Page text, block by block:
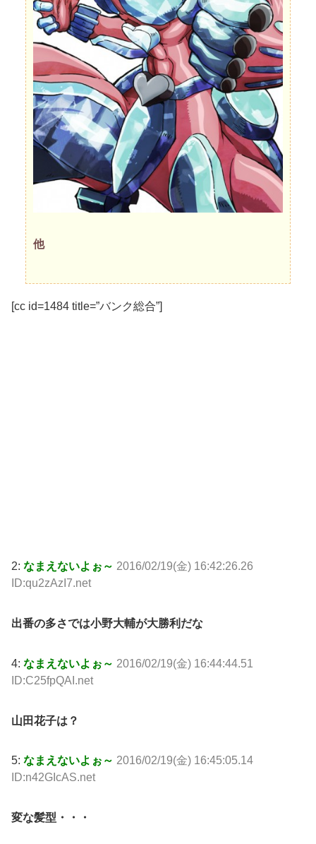
他
[cc id=1484 title=”バンク総合”]
2: なまえないよぉ～ 2016/02/19(金) 16:42:26.26
ID:qu2zAzI7.net
出番の多さでは小野大輔が大勝利だな
4: なまえないよぉ～ 2016/02/19(金) 16:44:44.51
ID:C25fpQAI.net
山田花子は？
5: なまえないよぉ～ 2016/02/19(金) 16:45:05.14
ID:n42GIcAS.net
変な髪型・・・